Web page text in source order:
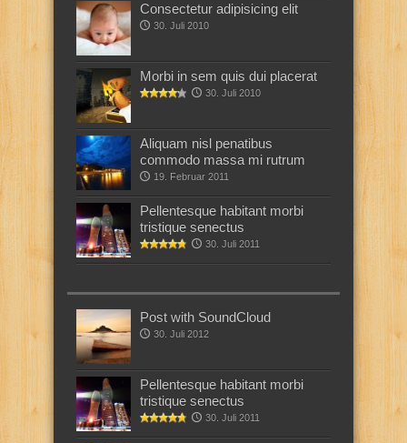
Consectetur adipisicing elit
30. Juli 2010
Morbi in sem quis dui placerat
30. Juli 2010
Aliquam nisl penatibus
commodo massa mi rutrum
19. Februar 2011
Pellentesque habitant morbi
tristique senectus
30. Juli 2011
Post with SoundCloud
30. Juli 2012
Pellentesque habitant morbi
tristique senectus
30. Juli 2011